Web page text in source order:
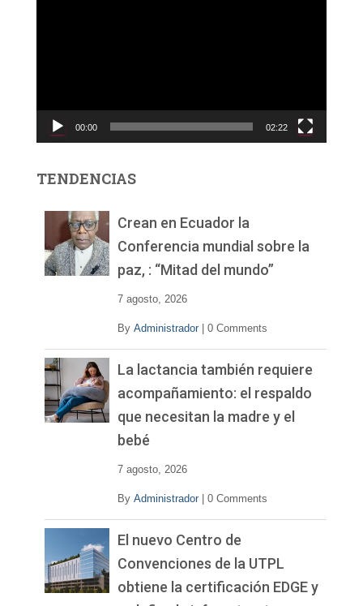
c
d
00:00 02:22
TENDENCIAS
Crean en Ecuador la
Conferencia mundial sobre la
paz, : “Mitad del mundo”
7 agosto, 2026
By Administrador 0 Comments
La lactancia también requiere
acompañamiento: el respaldo
que necesitan la madre y el
bebé
7 agosto, 2026
By Administrador 0 Comments
El nuevo Centro de
Convenciones de la UTPL
obtiene la certificación EDGE y